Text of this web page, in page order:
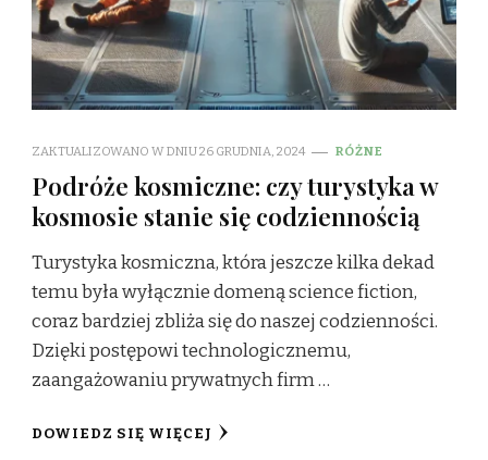
ZAKTUALIZOWANO W DNIU26 GRUDNIA, 2024 RÓŻNE
Podróże kosmiczne: czy turystyka w
kosmosie stanie się codziennością
Turystyka kosmiczna, która jeszcze kilka dekad
temu była wyłącznie domeną science fiction,
coraz bardziej zbliża się do naszej codzienności.
Dzięki postępowi technologicznemu,
zaangażowaniu prywatnych firm …
DOWIEDZ SIĘ WIĘCEJ